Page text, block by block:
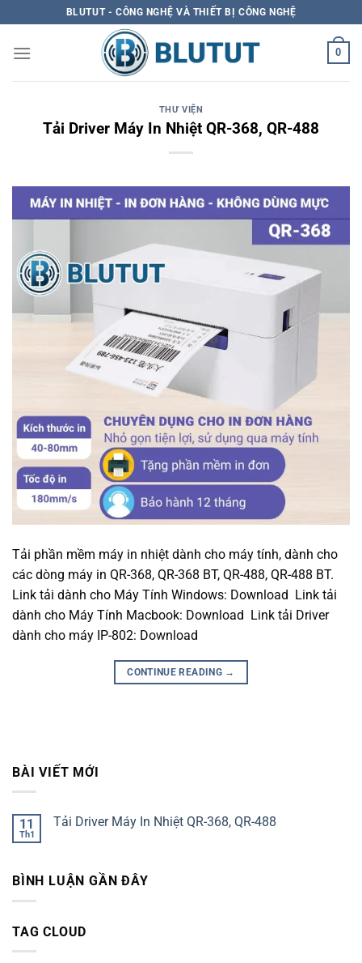
to
content
BLUTUT - CÔNG NGHỆ VÀ THIẾT BỊ CÔNG NGHỆ
0
THƯ VIỆN
Tải Driver Máy In Nhiệt QR-368, QR-488
Tải phần mềm máy in nhiệt dành cho máy tính, dành cho
các dòng máy in QR-368, QR-368 BT, QR-488, QR-488 BT.
Link tải dành cho Máy Tính Windows: Download Link tải
dành cho Máy Tính Macbook: Download Link tải Driver
dành cho máy IP-802: Download
CONTINUE READING →
BÀI VIẾT MỚI
11
Th1
Tải Driver Máy In Nhiệt QR-368, QR-488
BÌNH LUẬN GẦN ĐÂY
TAG CLOUD